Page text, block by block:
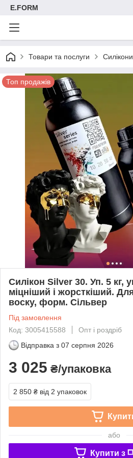
E.FORM
Товари та послуги
Топ продажів
Силікон Silver 30. Уп. 5 кг,
міцніший і жорсткіший.
воску, форм. Сільвер
Під замовлення
Код: 3005415588
Опт і роздріб
Відправка з 07 серпня 2026
3 025 ₴/упаковка
2 850 ₴ від 2 упаковок
або
Купити з